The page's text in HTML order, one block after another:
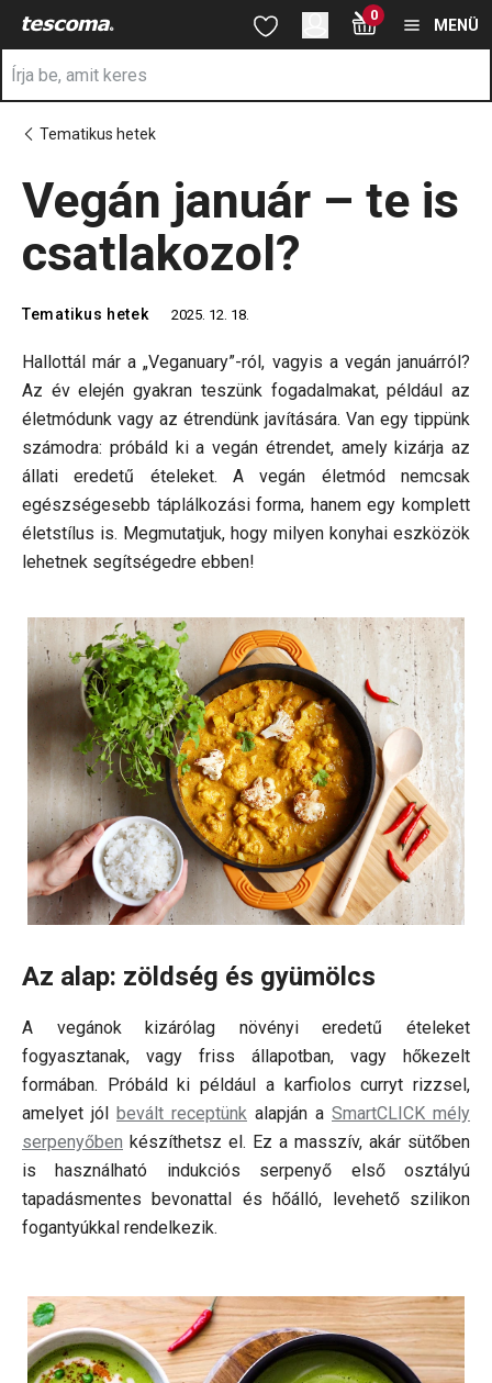
A Vegán január – te is csatlakozol? oldalon tartózkodik
Ugrás a fő tartalomhoz
Ugrás a kereséshez
Ugrás a navigációhoz 0
MENÜ
Tematikus hetek
Vegán január – te is
csatlakozol?
Tematikus hetek 2025. 12. 18.
Hallottál már a „Veganuary”-ról, vagyis a vegán januárról?
Az év elején gyakran teszünk fogadalmakat, például az
életmódunk vagy az étrendünk javítására. Van egy tippünk
számodra: próbáld ki a vegán étrendet, amely kizárja az
állati eredetű ételeket. A vegán életmód nemcsak
egészségesebb táplálkozási forma, hanem egy komplett
életstílus is. Megmutatjuk, hogy milyen konyhai eszközök
lehetnek segítségedre ebben!
Az alap: zöldség és gyümölcs
A vegánok kizárólag növényi eredetű ételeket
fogyasztanak, vagy friss állapotban, vagy hőkezelt
formában. Próbáld ki például a karfiolos curryt rizzsel,
amelyet jól bevált receptünk alapján a SmartCLICK mély
serpenyőben készíthetsz el. Ez a masszív, akár sütőben
is használható indukciós serpenyő első osztályú
tapadásmentes bevonattal és hőálló, levehető szilikon
fogantyúkkal rendelkezik.